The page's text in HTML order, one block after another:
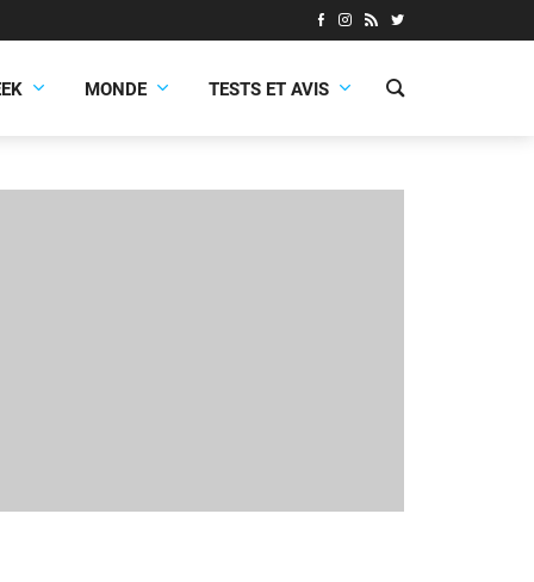
MONDE TESTS ET AVIS